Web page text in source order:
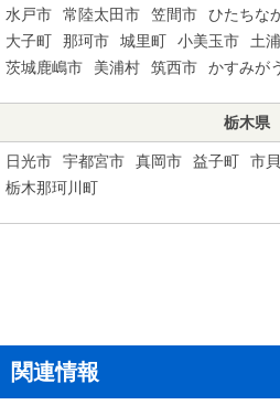
水戸市 常陸太田市 笠間市 ひたちな
大子町
那珂市 城里町 小美玉市 土
茨城鹿嶋市
美浦村 筑西市 かすみが
栃木県
日光市 宇都宮市 真岡市 益子町 市
栃木那珂川町
関連情報